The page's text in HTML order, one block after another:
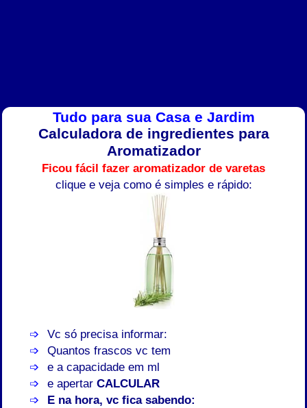
Tudo para sua Casa e Jardim
Calculadora de ingredientes para
Aromatizador
Ficou fácil fazer aromatizador de varetas
clique e veja como é simples e rápido:
Vc só precisa informar:
Quantos frascos vc tem
e a capacidade em ml
e apertarCALCULAR
E na hora, vc fica sabendo: